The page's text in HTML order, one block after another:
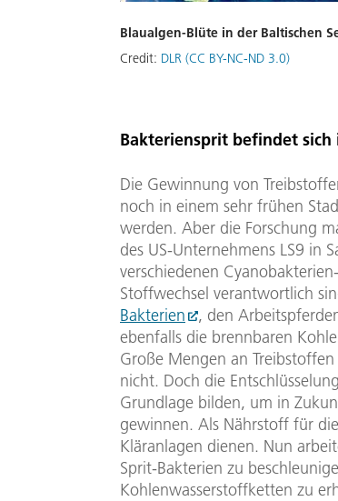
Blaualgen-Blüte in der Baltischen
Credit: DLR (CC BY-NC-ND 3.0)
Bakteriensprit befindet
Die Gewinnung von
noch in einem sehr frühen
werden. Aber die Forschung
des US-Unternehmens LS9 in
verschiedenen
Stoffwechsel verantwortlich
Bakterien
, den
ebenfalls die brennbaren
Große Mengen an
nicht. Doch die
Grundlage bilden, um in
gewinnen. Als Nährstoff für
Kläranlagen dienen. Nun
Sprit-Bakterien zu
Kohlenwasserstoffketten zu